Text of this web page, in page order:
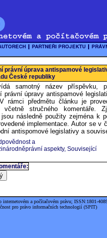
právní úprava antispamové
České republiky
samotný název příspěvku,
právní úpravy antispamové
rámci předmětu článku je
včetně stručného komentáře.
jsou následně použity zejména k
implementace. Autor se
antispomové legislativy a
a
aspekty, Související
internetovém a počítačovém právu; ISSN:1801-
pro právo informačních technologií (SPIT)